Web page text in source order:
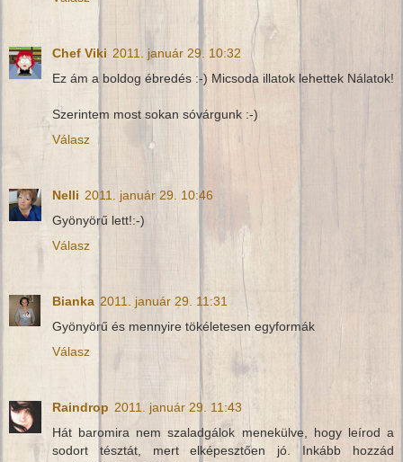
Chef Viki 2011. január 29. 10:32
Ez ám a boldog ébredés :-) Micsoda illatok lehettek Nálatok!
Szerintem most sokan sóvárgunk :-)
Válasz
Nelli 2011. január 29. 10:46
Gyönyörű lett!:-)
Válasz
Bianka 2011. január 29. 11:31
Gyönyörű és mennyire tökéletesen egyformák
Válasz
Raindrop 2011. január 29. 11:43
Hát baromira nem szaladgálok menekülve, hogy leírod a
sodort tésztát, mert elképesztően jó. Inkább hozzád